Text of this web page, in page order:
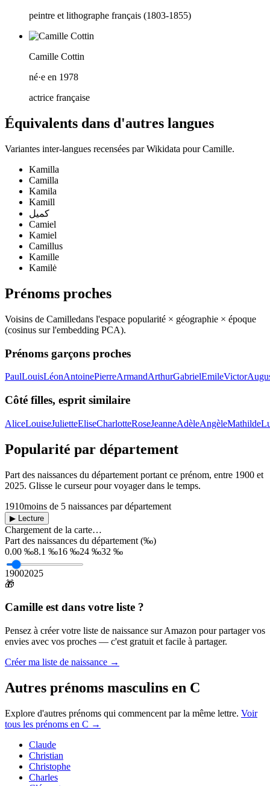
peintre et lithographe français (1803-1855)
Camille Cottin
né·e en 1978
actrice française
Équivalents dans d'autres langues
Variantes inter-langues recensées par Wikidata pourCamille.
Kamilla
Camilla
Kamila
Kamill
كميل
Camiel
Kamiel
Camillus
Kamille
Kamilė
Prénoms proches
Voisins de Camilledans l'espace popularité × géographie × époque
(cosinus sur l'embedding PCA).
Prénoms garçons proches
PaulLouisLéonAntoinePierreArmandArthurGabrielEmileVictor
Côté filles, esprit similaire
AliceLouiseJulietteEliseCharlotteRoseJeanneAdèleAngèleMathilde
Popularité par département
Part des naissances du département portant ce prénom, entre 1900 et
2025. Glisse le curseur pour voyager dans le temps.
1910moins de 5 naissances par département
▶ Lecture
Chargement de la carte…
Part des naissances du département (‰)
0.00 ‰8.1 ‰16 ‰24 ‰32 ‰
19002025
🎁
Camille est dans votre liste ?
Pensez à créer votre liste de naissance sur Amazon pour partager vos
envies avec vos proches — c'est gratuit et facile à partager.
Créer ma liste de naissance →
Autres prénoms masculins en C
Explore d'autres prénoms qui commencent par la même lettre. Voir
tous les prénoms en C →
Claude
Christian
Christophe
Charles